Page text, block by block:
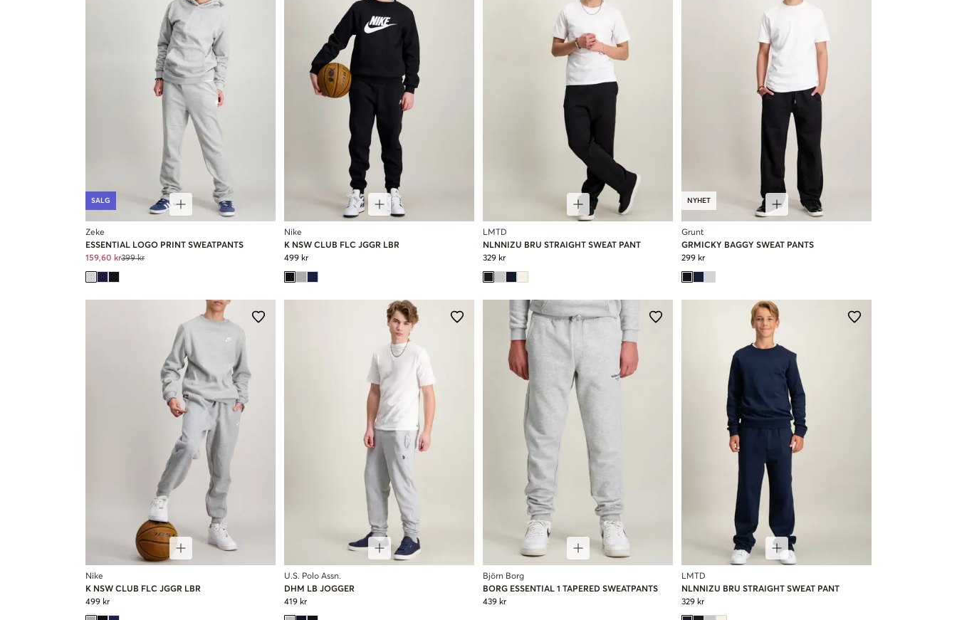
SALG
Zeke
ESSENTIAL LOGO PRINT SWEATPANTS
159,60 kr399 kr
Nike
K NSW CLUB FLC JGGR LBR
499 kr
LMTD
NLNNIZU BRU STRAIGHT SWEAT PANT
329 kr
NYHET
Grunt
GRMICKY BAGGY SWEAT PANTS
299 kr
Nike
K NSW CLUB FLC JGGR LBR
499 kr
U.S. Polo Assn.
DHM LB JOGGER
419 kr
Björn Borg
BORG ESSENTIAL 1 TAPERED SWEATPANTS
439 kr
LMTD
NLNNIZU BRU STRAIGHT SWEAT PANT
329 kr